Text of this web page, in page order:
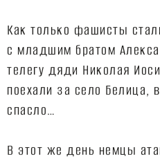
Как только фашисты
с младшим братом
телегу дяди Николая
поехали за село Белица,
спасло…
В этот же день немцы